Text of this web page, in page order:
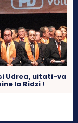
Udrea, uitati-va
la Ridzi !